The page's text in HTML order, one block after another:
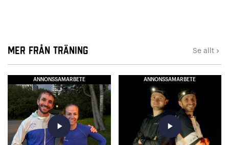
Mer från Träning Se allt keyboard_arrow_right
ANNONSSAMARBETE
play_arrow
ANNONSSAMARBETE
play_arrow